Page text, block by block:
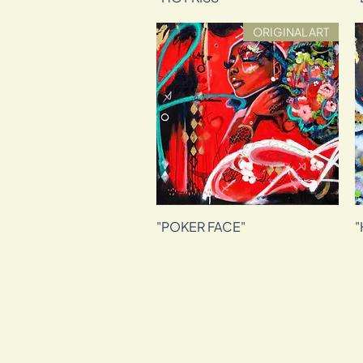
תצוגה מהירה
ORIGINAL ART
"POKER FACE"